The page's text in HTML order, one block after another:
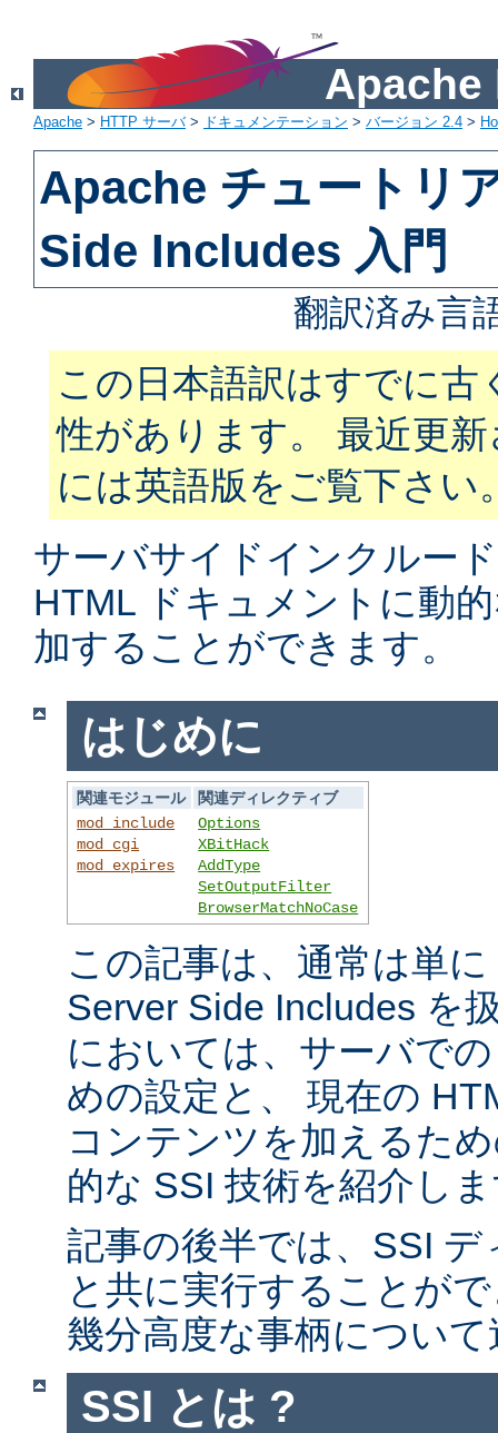
Apache
Apache > HTTP サーバ> ドキュメンテーション > バージョン 2.4 >
Apache チュートリ
Side Includes 入門
翻訳済み言
この日本語訳はすでに古
性があります。 最近更
には英語版をご覧下さい
サーバサイドインクルー
HTML ドキュメントに動
加することができます。
はじめに
関連モジュール
関連ディレクティブ
mod_include
mod_cgi
mod_expires
Options
XBitHack
AddType
SetOutputFilter
BrowserMatchNoCase
この記事は、通常は単
Server Side Includes を
においては、サーバで
めの設定と、 現在の
コンテンツを加えるた
的な SSI 技術を紹介し
記事の後半では、SSI
と共に実行することが
幾分高度な事柄につい
SSI とは ?